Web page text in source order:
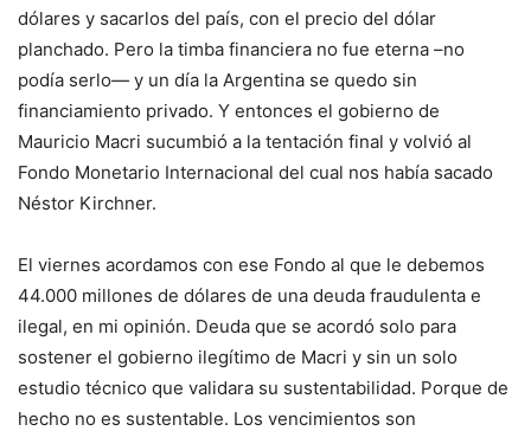
dólares y sacarlos del país, con el precio del dólar
planchado. Pero la timba financiera no fue eterna –no
podía serlo— y un día la Argentina se quedo sin
financiamiento privado. Y entonces el gobierno de
Mauricio Macri sucumbió a la tentación final y volvió al
Fondo Monetario Internacional del cual nos había sacado
Néstor Kirchner.
El viernes acordamos con ese Fondo al que le debemos
44.000 millones de dólares de una deuda fraudulenta e
ilegal, en mi opinión. Deuda que se acordó solo para
sostener el gobierno ilegítimo de Macri y sin un solo
estudio técnico que validara su sustentabilidad. Porque de
hecho no es sustentable. Los vencimientos son